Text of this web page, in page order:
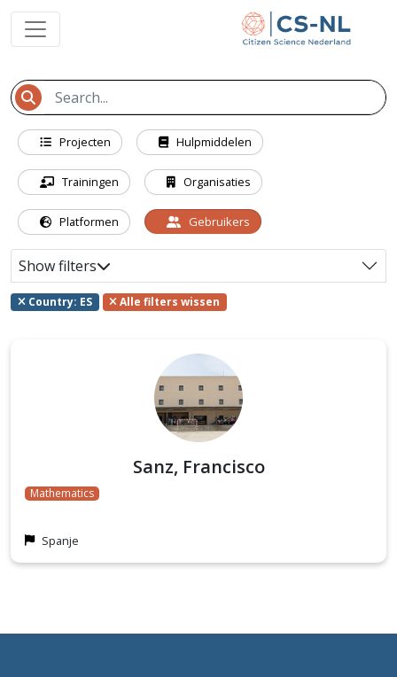
Projecten Hulpmiddelen
Trainingen Organisaties
Platformen Gebruikers
Show filters
Country: ES Alle filters wissen
Sanz, Francisco
Mathematics
Spanje